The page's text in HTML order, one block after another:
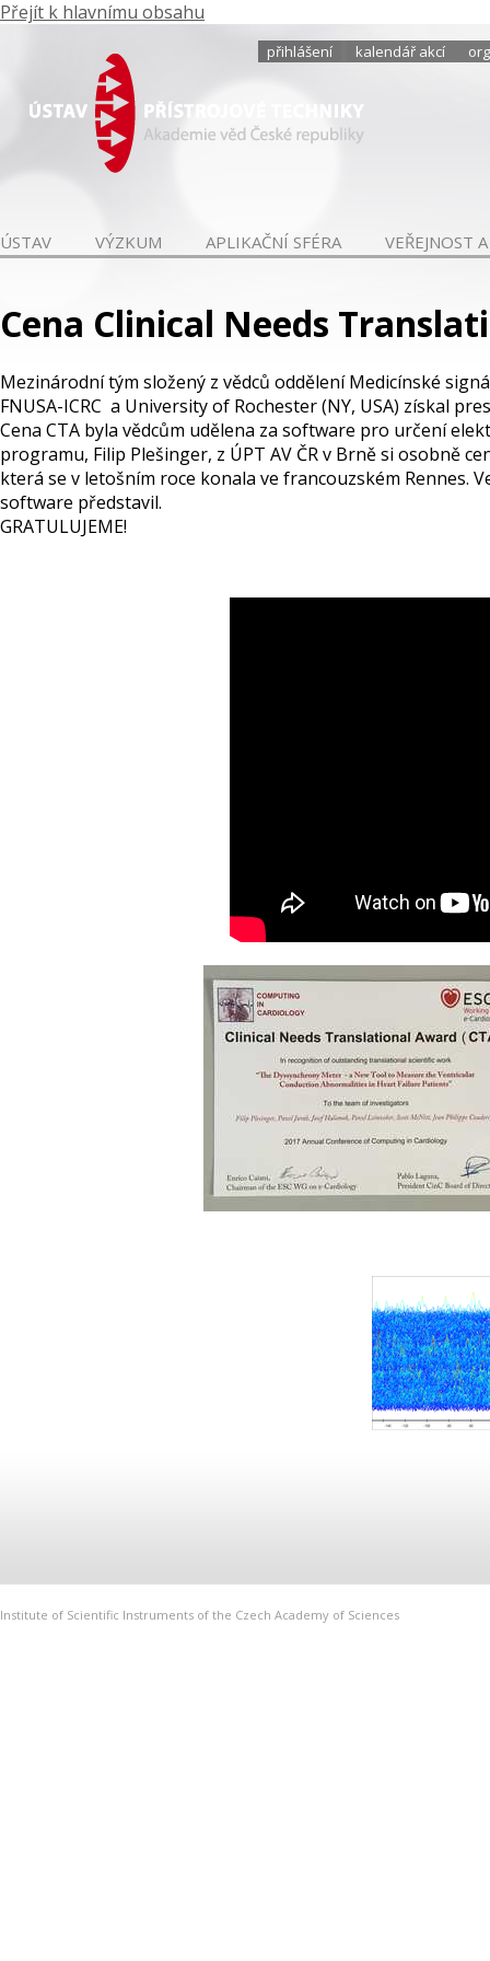
Přejít k hlavnímu obsahu
přihlášení kalendář akcí
ÚSTAV VÝZKUM APLIKAČNÍ SFÉRA VEŘEJNOST
Cena Clinical Needs
Mezinárodní tým složený z vědců oddělení Medicínské
FNUSA-ICRC a University of Rochester (NY, USA) získal
Cena CTA byla vědcům udělena za software pro určení
programu, Filip Plešinger, z ÚPT AV ČR v Brně si osobně
která se v letošním roce konala ve francouzském Rennes.
software představil.
GRATULUJEME!
Institute of Scientific Instruments of the Czech Academy of Sciences